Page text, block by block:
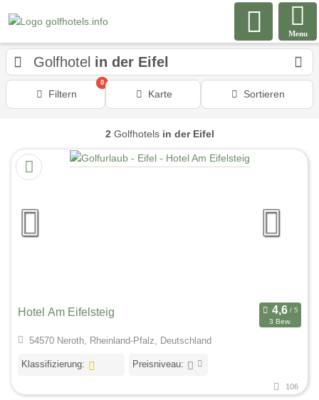
Menu
Golfhotel in der Eifel
Filtern
0
Karte Sortieren
2 Golfhotels in der Eifel
Hotel Am Eifelsteig
3 Bew.
54570 Neroth, Rheinland-Pfalz, Deutschland
Klassifizierung: Preisniveau:
106